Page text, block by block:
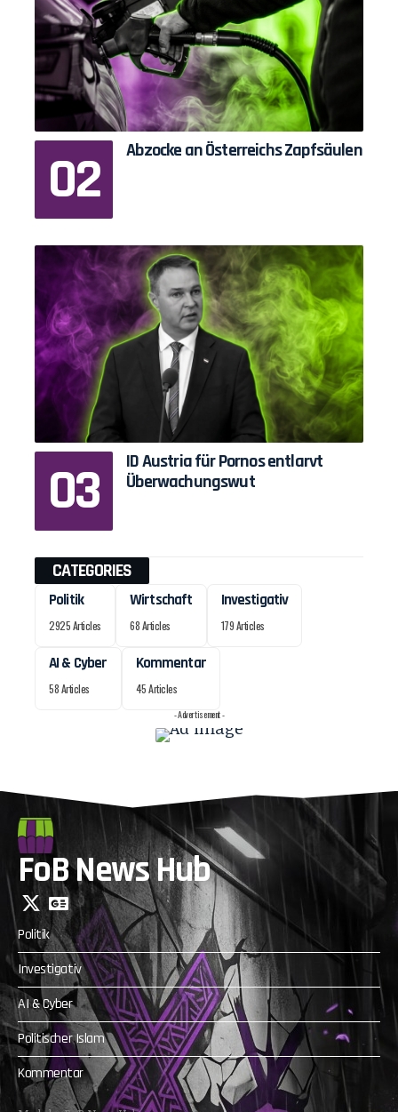
Abzocke an Österreichs Zapfsäulen
ID Austria für Pornos entlarvt
Überwachungswut
CATEGORIES
Politik
2925 Articles
Wirtschaft
68 Articles
Investigativ
179 Articles
AI & Cyber
58 Articles
Kommentar
45 Articles
- Advertisement -
FoB News Hub
Politik
Investigativ
AI & Cyber
Politischer Islam
Kommentar